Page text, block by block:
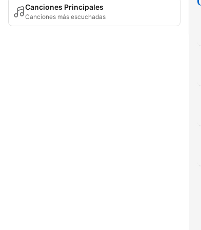
Canciones Principales
Canciones más escuchadas